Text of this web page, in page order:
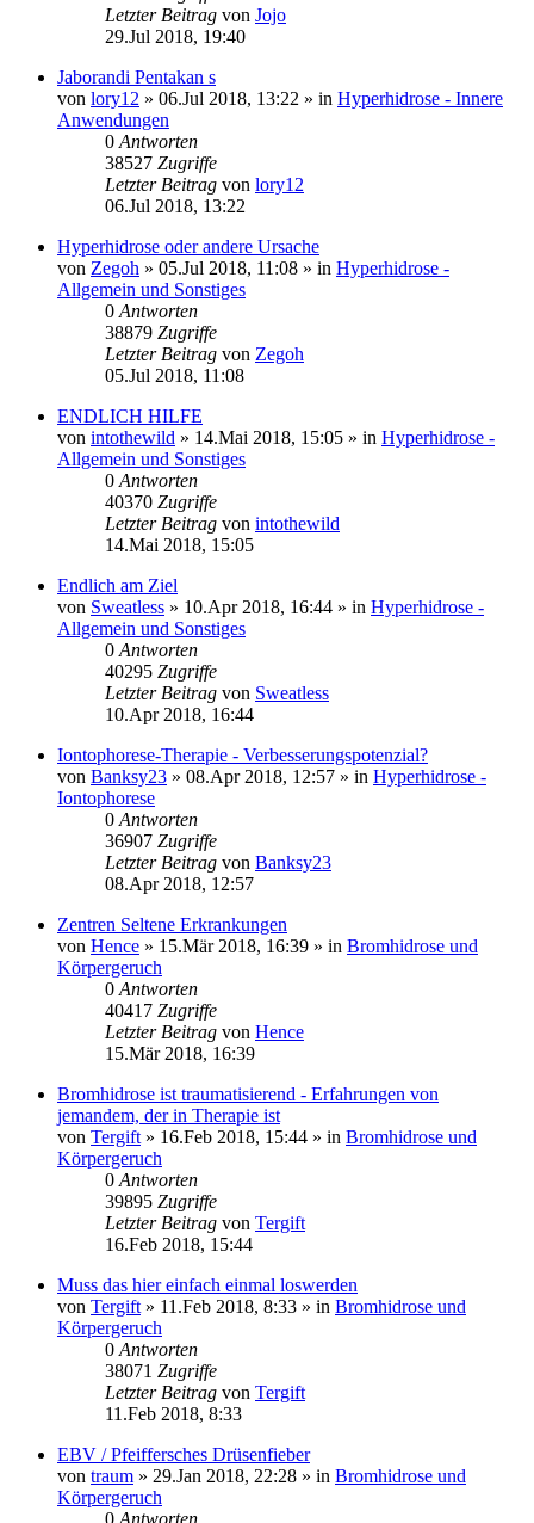
Letzter Beitrag von Jojo
29.Jul 2018, 19:40
Jaborandi Pentakan s
von lory12 » 06.Jul 2018, 13:22 » in Hyperhidrose - Innere
Anwendungen
0 Antworten
38527 Zugriffe
Letzter Beitrag von lory12
06.Jul 2018, 13:22
Hyperhidrose oder andere Ursache
von Zegoh » 05.Jul 2018, 11:08 » in Hyperhidrose -
Allgemein und Sonstiges
0 Antworten
38879 Zugriffe
Letzter Beitrag von Zegoh
05.Jul 2018, 11:08
ENDLICH HILFE
von intothewild » 14.Mai 2018, 15:05 » in Hyperhidrose -
Allgemein und Sonstiges
0 Antworten
40370 Zugriffe
Letzter Beitrag von intothewild
14.Mai 2018, 15:05
Endlich am Ziel
von Sweatless » 10.Apr 2018, 16:44 » in Hyperhidrose -
Allgemein und Sonstiges
0 Antworten
40295 Zugriffe
Letzter Beitrag von Sweatless
10.Apr 2018, 16:44
Iontophorese-Therapie - Verbesserungspotenzial?
von Banksy23 » 08.Apr 2018, 12:57 » in Hyperhidrose -
Iontophorese
0 Antworten
36907 Zugriffe
Letzter Beitrag von Banksy23
08.Apr 2018, 12:57
Zentren Seltene Erkrankungen
von Hence » 15.Mär 2018, 16:39 » in Bromhidrose und
Körpergeruch
0 Antworten
40417 Zugriffe
Letzter Beitrag von Hence
15.Mär 2018, 16:39
Bromhidrose ist traumatisierend - Erfahrungen von
jemandem, der in Therapie ist
von Tergift » 16.Feb 2018, 15:44 » in Bromhidrose und
Körpergeruch
0 Antworten
39895 Zugriffe
Letzter Beitrag von Tergift
16.Feb 2018, 15:44
Muss das hier einfach einmal loswerden
von Tergift » 11.Feb 2018, 8:33 » in Bromhidrose und
Körpergeruch
0 Antworten
38071 Zugriffe
Letzter Beitrag von Tergift
11.Feb 2018, 8:33
EBV / Pfeiffersches Drüsenfieber
von traum » 29.Jan 2018, 22:28 » in Bromhidrose und
Körpergeruch
0 Antworten